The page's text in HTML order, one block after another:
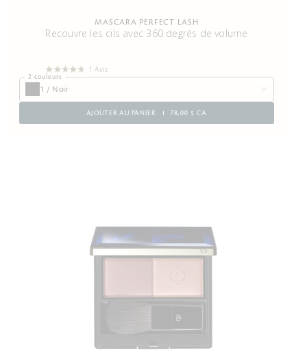
MASCARA PERFECT LASH
Recouvre les cils avec 360 degrés de volume
1 Avis
2 couleurs
1 / Noir
AJOUTER AU PANIER 78,00 $ CA